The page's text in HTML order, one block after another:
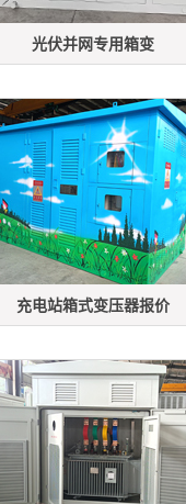
光伏并网专用箱变
充电站箱式变压器报价